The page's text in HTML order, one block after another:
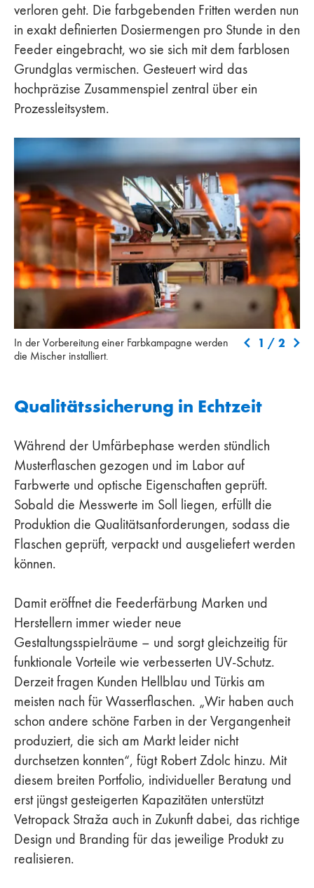
verloren geht. Die farbgebenden Fritten werden nun
in exakt definierten Dosiermengen pro Stunde in den
Feeder eingebracht, wo sie sich mit dem farblosen
Grundglas vermischen. Gesteuert wird das
hochpräzise Zusammenspiel zentral über ein
Prozessleitsystem.
In der Vorbereitung einer Farbkampagne werden die Mischer
installiert.
In der Vorbereitung einer Farbkampagne werden
die Mischer installiert.
1 / 2
Qualitätssicherung in Echtzeit
Während der Umfärbephase werden stündlich
Musterflaschen gezogen und im Labor auf
Farbwerte und optische Eigenschaften geprüft.
Sobald die Messwerte im Soll liegen, erfüllt die
Produktion die Qualitätsanforderungen, sodass die
Flaschen geprüft, verpackt und ausgeliefert werden
können.
Damit eröffnet die Feederfärbung Marken und
Herstellern immer wieder neue
Gestaltungsspielräume – und sorgt gleichzeitig für
funktionale Vorteile wie verbesserten UV-Schutz.
Derzeit fragen Kunden Hellblau und Türkis am
meisten nach für Wasserflaschen. „Wir haben auch
schon andere schöne Farben in der Vergangenheit
produziert, die sich am Markt leider nicht
durchsetzen konnten“, fügt Robert Zdolc hinzu. Mit
diesem breiten Portfolio, individueller Beratung und
erst jüngst gesteigerten Kapazitäten unterstützt
Vetropack Straža auch in Zukunft dabei, das richtige
Design und Branding für das jeweilige Produkt zu
realisieren.